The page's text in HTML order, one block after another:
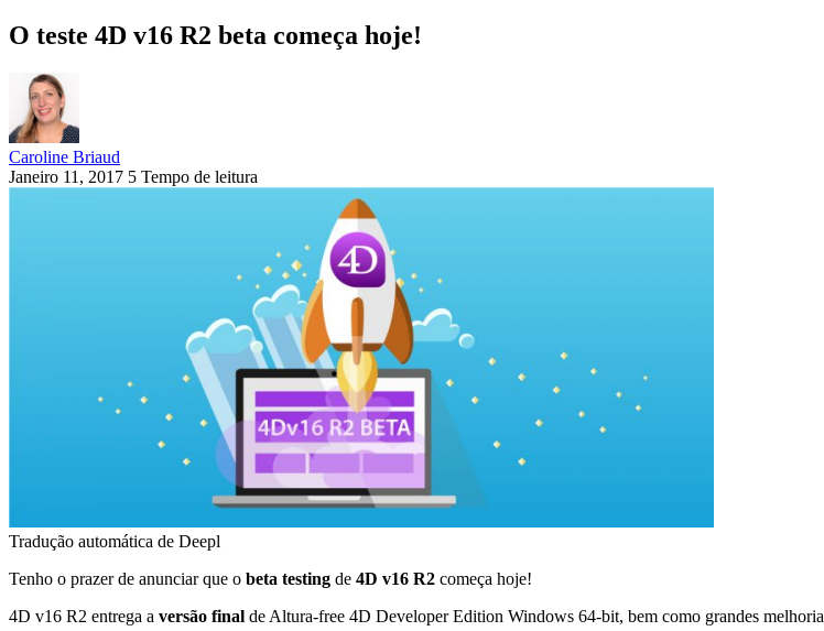
O teste 4D v16 R2 beta começa hoje!
Caroline Briaud
Janeiro 11, 2017 5 Tempo de leitura
Tradução automática de Deepl
Tenho o prazer de anunciar que o beta testing de 4D v16 R2 começa hoje!
4D v16 R2 entrega a versão final de Altura-free 4D Developer Edition Windows 64-bit, bem como grandes